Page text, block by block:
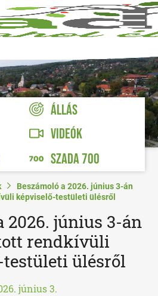
ÁLLÁS
VIDEÓK
SZADA 700
Beszámoló a 2026. június 3-án
képviselő-testületi ülésről
2026. június 3-án
rendkívüli
ülésről
június 3.